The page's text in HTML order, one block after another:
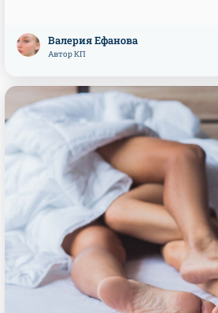
Валерия Ефанова
Автор КП